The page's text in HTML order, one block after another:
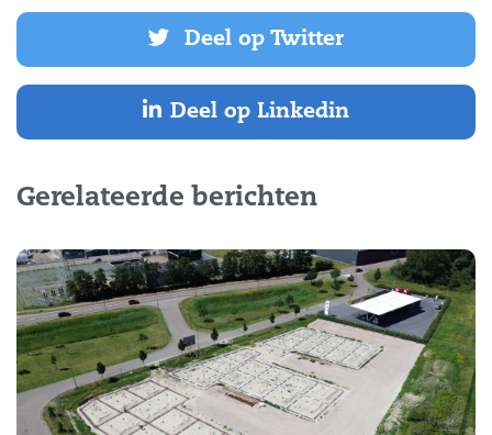
Deel op Twitter
Deel op Linkedin
Gerelateerde berichten